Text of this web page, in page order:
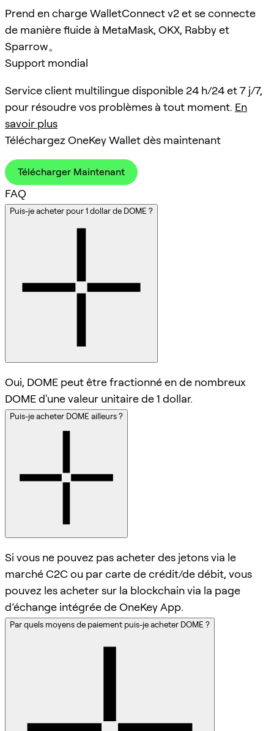
Prend en charge WalletConnect v2 et se connecte
de manière fluide à MetaMask, OKX, Rabby et
Sparrow。
Support mondial
Service client multilingue disponible 24 h/24 et 7 j/7,
pour résoudre vos problèmes à tout moment. En
savoir plus
Téléchargez OneKey Wallet dès maintenant
Télécharger Maintenant
FAQ
Puis-je acheter pour 1 dollar de DOME ?
Oui, DOME peut être fractionné en de nombreux
DOME d'une valeur unitaire de 1 dollar.
Puis-je acheter DOME ailleurs ?
Si vous ne pouvez pas acheter des jetons via le
marché C2C ou par carte de crédit/de débit, vous
pouvez les acheter sur la blockchain via la page
d’échange intégrée de OneKey App.
Par quels moyens de paiement puis-je acheter DOME ?